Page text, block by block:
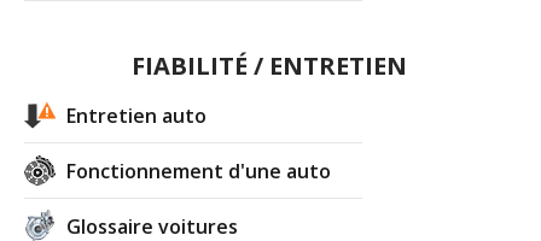
FIABILITÉ / ENTRETIEN
Entretien auto
Fonctionnement d'une auto
Glossaire voitures